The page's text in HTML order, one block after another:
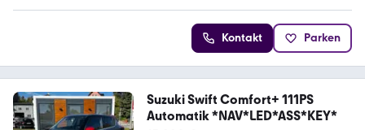
Kontakt Parken
Suzuki Swift Comfort+ 111PS
Automatik *NAV*LED*ASS*KEY*